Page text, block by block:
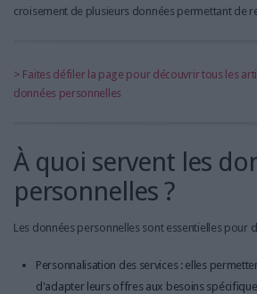
LES SUPPLÉMENTS
croisement de plusieurs données permettant de
> Faites défiler la page pour découvrir tous les
données personnelles
À quoi servent les
personnelles ?
Les données personnelles sont essentielles pour
Personnalisation des services : elles
d'adapter leurs offres aux besoins